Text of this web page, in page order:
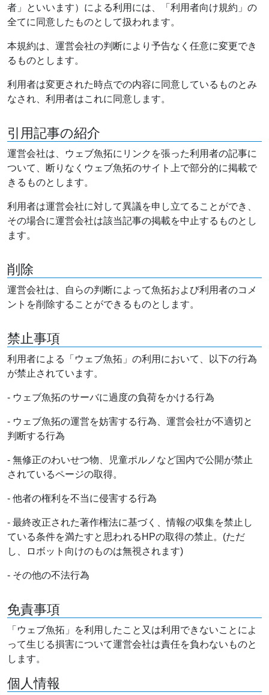
者」といいます）による利用には、「利用者向け規約」の
全てに同意したものとして扱われます。
本規約は、運営会社の判断により予告なく任意に変更でき
るものとします。
利用者は変更された時点での内容に同意しているものとみ
なされ、利用者はこれに同意します。
引用記事の紹介
運営会社は、ウェブ魚拓にリンクを張った利用者の記事に
ついて、断りなくウェブ魚拓のサイト上で部分的に掲載で
きるものとします。
利用者は運営会社に対して異議を申し立てることができ、
その場合に運営会社は該当記事の掲載を中止するものとし
ます。
削除
運営会社は、自らの判断によって魚拓および利用者のコメ
ントを削除することができるものとします。
禁止事項
利用者による「ウェブ魚拓」の利用において、以下の行為
が禁止されています。
- ウェブ魚拓のサーバに過度の負荷をかける行為
- ウェブ魚拓の運営を妨害する行為、運営会社が不適切と
判断する行為
- 無修正のわいせつ物、児童ポルノなど国内で公開が禁止
されているページの取得。
- 他者の権利を不当に侵害する行為
- 最終改正された著作権法に基づく、情報の収集を禁止し
ている条件を満たすと思われるHPの取得の禁止。(ただ
し、ロボット向けのものは無視されます)
- その他の不法行為
免責事項
「ウェブ魚拓」を利用したこと又は利用できないことによ
って生じる損害について運営会社は責任を負わないものと
します。
個人情報